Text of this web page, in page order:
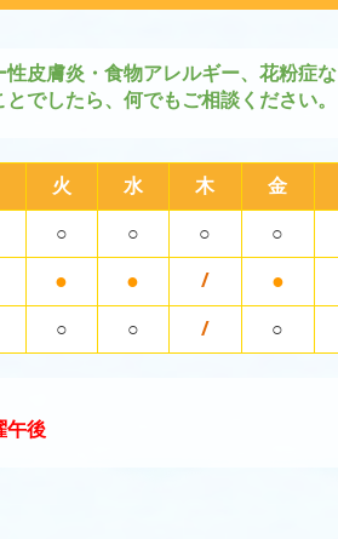
皮膚炎・食物アレルギー、花粉症な
でしたら、何でもご相談ください。
火 水 木 金
○ ○ ○ ○
● ● / ●
○ ○ / ○
午後